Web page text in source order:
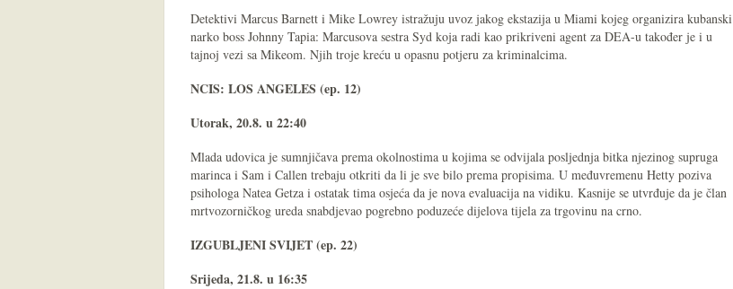
Detektivi Marcus Barnett i Mike Lowrey istražuju uvoz jakog ekstazija u Miami kojeg organizira kubanski
narko boss Johnny Tapia: Marcusova sestra Syd koja radi kao prikriveni agent za DEA-u također je i u
tajnoj vezi sa Mikeom. Njih troje kreću u opasnu potjeru za kriminalcima.
NCIS: LOS ANGELES (ep. 12)
Utorak, 20.8. u 22:40
Mlada udovica je sumnjičava prema okolnostima u kojima se odvijala posljednja bitka njezinog supruga
marinca i Sam i Callen trebaju otkriti da li je sve bilo prema propisima. U međuvremenu Hetty poziva
psihologa Natea Getza i ostatak tima osjeća da je nova evaluacija na vidiku. Kasnije se utvrđuje da je član
mrtvozorničkog ureda snabdjevao pogrebno poduzeće dijelova tijela za trgovinu na crno.
IZGUBLJENI SVIJET (ep. 22)
Srijeda, 21.8. u 16:35